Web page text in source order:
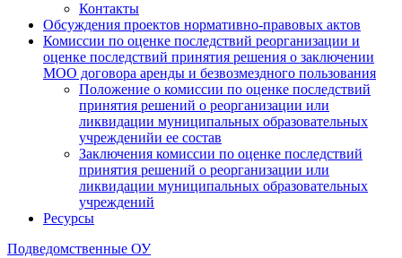
Контакты
Обсуждения проектов нормативно-правовых актов
Комиссии по оценке последствий реорганизации и
оценке последствий принятия решения о заключении
МОО договора аренды и безвозмездного пользования
Положение о комиссии по оценке последствий
принятия решений о реорганизации или
ликвидации муниципальных образовательных
учрежденийи ее состав
Заключения комиссии по оценке последствий
принятия решений о реорганизации или
ликвидации муниципальных образовательных
учреждений
Ресурсы
Подведомственные ОУ